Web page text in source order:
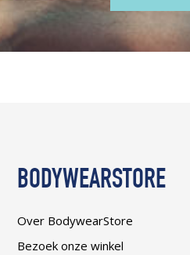
BODYWEARSTORE
Over BodywearStore
Bezoek onze winkel